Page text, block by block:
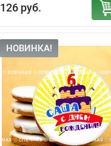
126 руб.
НОВИНКА!